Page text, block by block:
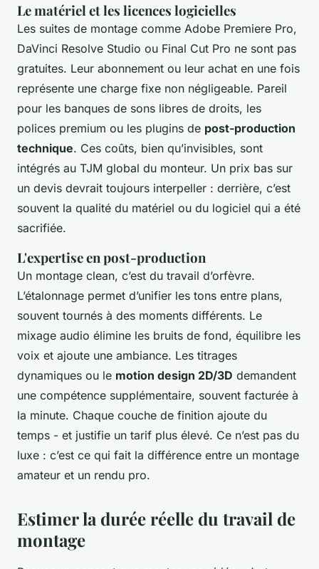
Le matériel et les licences logicielles
Les suites de montage comme Adobe Premiere Pro,
DaVinci Resolve Studio ou Final Cut Pro ne sont pas
gratuites. Leur abonnement ou leur achat en une fois
représente une charge fixe non négligeable. Pareil
pour les banques de sons libres de droits, les
polices premium ou les plugins de post-production
technique. Ces coûts, bien qu’invisibles, sont
intégrés au TJM global du monteur. Un prix bas sur
un devis devrait toujours interpeller : derrière, c’est
souvent la qualité du matériel ou du logiciel qui a été
sacrifiée.
L'expertise en post-production
Un montage clean, c’est du travail d’orfèvre.
L’étalonnage permet d’unifier les tons entre plans,
souvent tournés à des moments différents. Le
mixage audio élimine les bruits de fond, équilibre les
voix et ajoute une ambiance. Les titrages
dynamiques ou le motion design 2D/3D demandent
une compétence supplémentaire, souvent facturée à
la minute. Chaque couche de finition ajoute du
temps - et justifie un tarif plus élevé. Ce n’est pas du
luxe : c’est ce qui fait la différence entre un montage
amateur et un rendu pro.
Estimer la durée réelle du travail de
montage